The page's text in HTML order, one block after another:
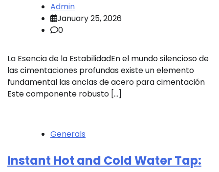
Admin
January 25, 2026
0
La Esencia de la EstabilidadEn el mundo silencioso de
las cimentaciones profundas existe un elemento
fundamental las anclas de acero para cimentación
Este componente robusto […]
Generals
Instant Hot and Cold Water Tap: